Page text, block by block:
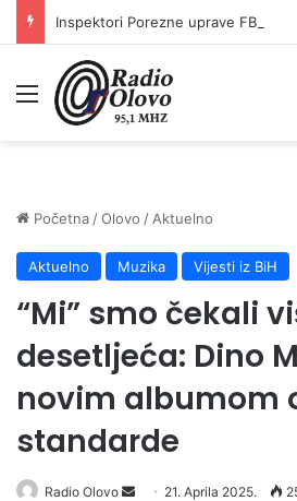
Meni
Početna /Olovo / Aktuelno
Aktuelno Muzika Vijesti iz BiH
“Mi” smo čekali
desetljeća: Dino
novim albumom
standarde
Radio Olovo 21. Aprila 2025.